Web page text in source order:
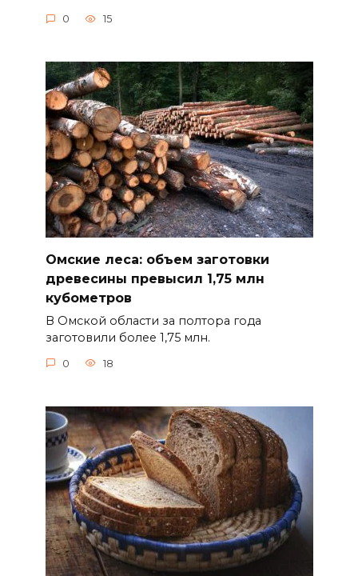
0 15
Омские леса: объем заготовки
древесины превысил 1,75 млн
кубометров
В Омской области за полтора года
заготовили более 1,75 млн.
0 18